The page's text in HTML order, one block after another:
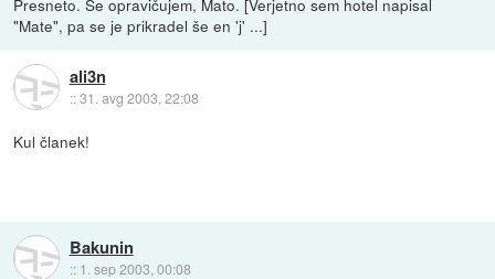
Presneto. Se opravičujem, Mato. [Verjetno sem hotel napisal
"Mate", pa se je prikradel še en 'j' ...]
ali3n
::31. avg 2003, 22:08
Kul članek!
Bakunin
:: 1. sep 2003, 00:08